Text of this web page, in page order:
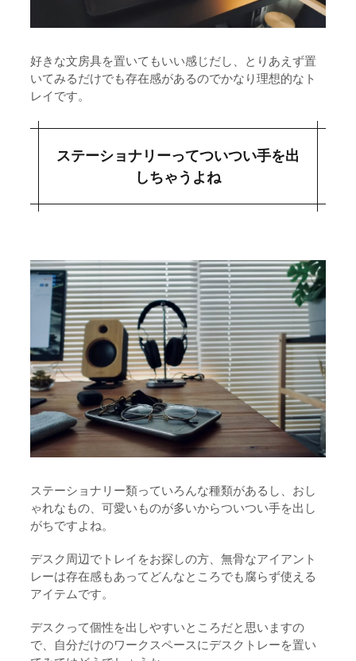
好きな文房具を置いてもいい感じだし、とりあえず置
いてみるだけでも存在感があるのでかなり理想的なト
レイです。
ステーショナリーってついつい手を出
しちゃうよね
ステーショナリー類っていろんな種類があるし、おし
ゃれなもの、可愛いものが多いからついつい手を出し
がちですよね。
デスク周辺でトレイをお探しの方、無骨なアイアント
レーは存在感もあってどんなところでも腐らず使える
アイテムです。
デスクって個性を出しやすいところだと思いますの
で、自分だけのワークスペースにデスクトレーを置い